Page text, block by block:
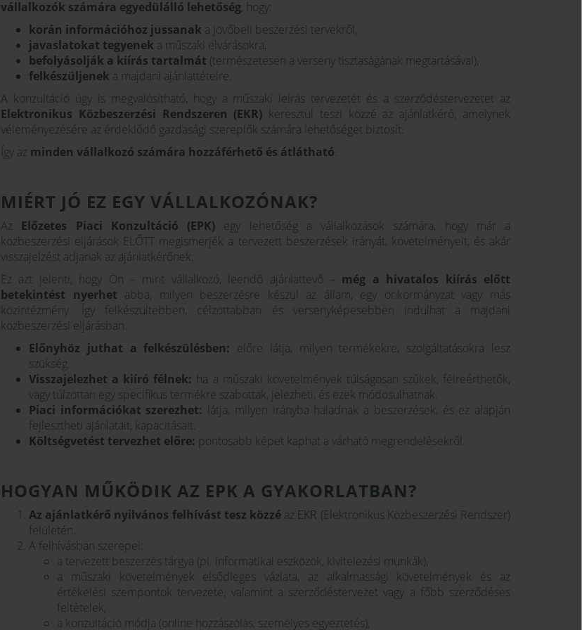
vállalkozók számára egyedülálló lehetőség, hogy:
korán információhoz jussanak a jövőbeli beszerzési tervekről,
javaslatokat tegyenek a műszaki elvárásokra,
befolyásolják a kiírás tartalmát (természetesen a verseny tisztaságának megtartásával),
felkészüljenek a majdani ajánlattételre.
A konzultáció úgy is megvalósítható, hogy a műszaki leírás tervezetét és a szerződéstervezetet az
Elektronikus Közbeszerzési Rendszeren (EKR) keresztül teszi közzé az ajánlatkérő, amelynek
véleményezésére az érdeklődő gazdasági szereplők számára lehetőséget biztosít.
Így az minden vállalkozó számára hozzáférhető és átlátható.
MIÉRT JÓ EZ EGY VÁLLALKOZÓNAK?
Az Előzetes Piaci Konzultáció (EPK) egy lehetőség a vállalkozások számára, hogy már a
közbeszerzési eljárások ELŐTT megismerjék a tervezett beszerzések irányát, követelményeit, és akár
visszajelzést adjanak az ajánlatkérőnek.
Ez azt jelenti, hogy Ön – mint vállalkozó, leendő ajánlattevő – még a hivatalos kiírás előtt
betekintést nyerhet abba, milyen beszerzésre készül az állam, egy önkormányzat vagy más
közintézmény. Így felkészültebben, célzottabban és versenyképesebben indulhat a majdani
közbeszerzési eljárásban.
Előnyhöz juthat a felkészülésben: előre látja, milyen termékekre, szolgáltatásokra lesz
szükség.
Visszajelezhet a kiíró félnek: ha a műszaki követelmények túlságosan szűkek, félreérthetők,
vagy túlzottan egy specifikus termékre szabottak, jelezheti, és ezek módosulhatnak.
Piaci információkat szerezhet: látja, milyen irányba haladnak a beszerzések, és ez alapján
fejlesztheti ajánlatait, kapacitásait.
Költségvetést tervezhet előre: pontosabb képet kaphat a várható megrendelésekről.
HOGYAN MŰKÖDIK AZ EPK A GYAKORLATBAN?
Az ajánlatkérő nyilvános felhívást tesz közzé az EKR (Elektronikus Közbeszerzési Rendszer)
felületén.
A felhívásban szerepel:
a tervezett beszerzés tárgya (pl. informatikai eszközök, kivitelezési munkák),
a műszaki követelmények elsődleges vázlata, az alkalmassági követelmények és az
értékelési szempontok tervezete, valamint a szerződéstervezet vagy a főbb szerződéses
feltételek,
a konzultáció módja (online hozzászólás, személyes egyeztetés),